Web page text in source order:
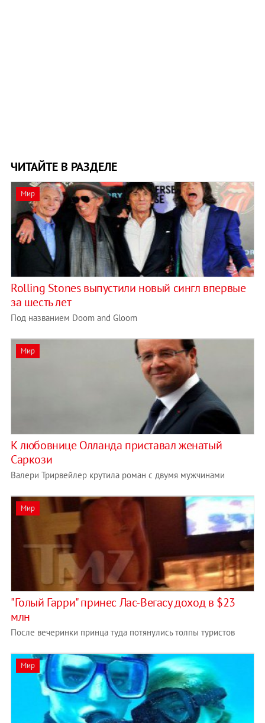
ЧИТАЙТЕ В РАЗДЕЛЕ
Мир
Rolling Stones выпустили новый сингл впервые
за шесть лет
Под названием Doom and Gloom
Мир
К любовнице Олланда приставал женатый
Саркози
Валери Трирвейлер крутила роман с двумя мужчинами
Мир
"Голый Гарри" принес Лас-Вегасу доход в $23
млн
После вечеринки принца туда потянулись толпы туристов
Мир